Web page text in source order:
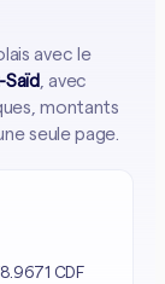
avec le
, avec
montants
seule page.
CDF